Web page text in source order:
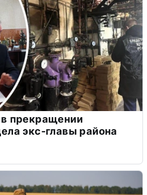
прекращении
экс-главы района